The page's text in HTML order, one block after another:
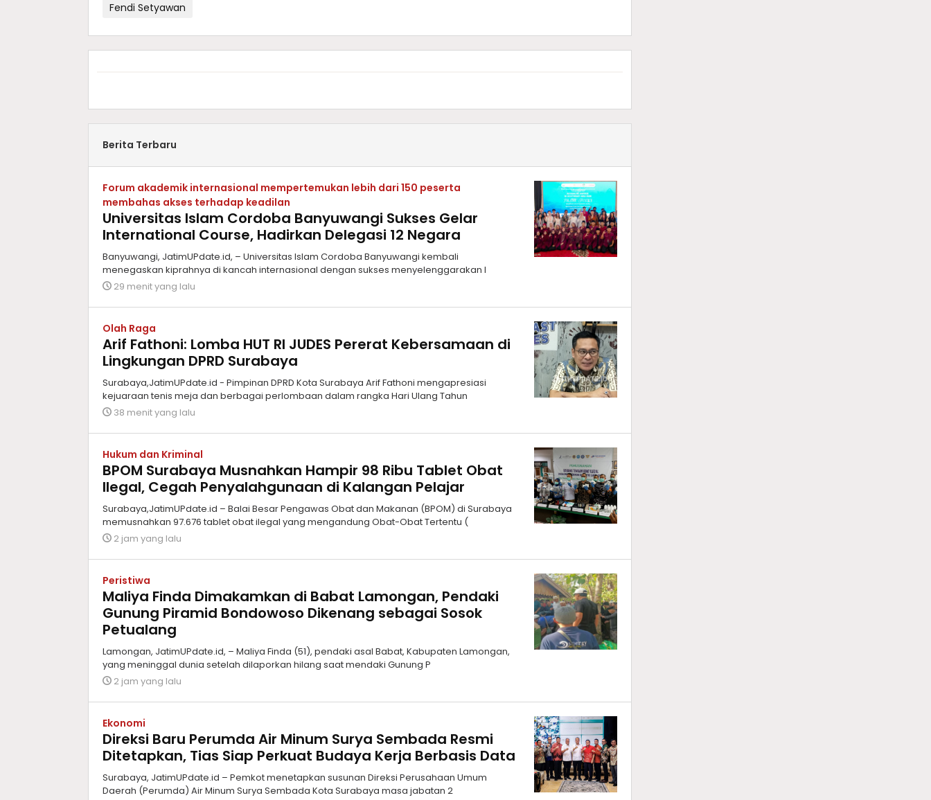
Fendi Setyawan
Berita Terbaru
Forum akademik internasional mempertemukan lebih dari 150 peserta
membahas akses terhadap keadilan
Universitas Islam Cordoba Banyuwangi Sukses Gelar
International Course, Hadirkan Delegasi 12 Negara
Banyuwangi, JatimUPdate.id, – Universitas Islam Cordoba Banyuwangi kembali
menegaskan kiprahnya di kancah internasional dengan sukses menyelenggarakan I
29 menit yang lalu
Olah Raga
Arif Fathoni: Lomba HUT RI JUDES Pererat Kebersamaan di
Lingkungan DPRD Surabaya
Surabaya,JatimUPdate.id - Pimpinan DPRD Kota Surabaya Arif Fathoni mengapresiasi
kejuaraan tenis meja dan berbagai perlombaan dalam rangka Hari Ulang Tahun
38 menit yang lalu
Hukum dan Kriminal
BPOM Surabaya Musnahkan Hampir 98 Ribu Tablet Obat
Ilegal, Cegah Penyalahgunaan di Kalangan Pelajar
Surabaya,JatimUPdate.id – Balai Besar Pengawas Obat dan Makanan (BPOM) di Surabaya
memusnahkan 97.676 tablet obat ilegal yang mengandung Obat-Obat Tertentu (
2 jam yang lalu
Peristiwa
Maliya Finda Dimakamkan di Babat Lamongan, Pendaki
Gunung Piramid Bondowoso Dikenang sebagai Sosok
Petualang
Lamongan, JatimUPdate.id, – Maliya Finda (51), pendaki asal Babat, Kabupaten Lamongan,
yang meninggal dunia setelah dilaporkan hilang saat mendaki Gunung P
2 jam yang lalu
Ekonomi
Direksi Baru Perumda Air Minum Surya Sembada Resmi
Ditetapkan, Tias Siap Perkuat Budaya Kerja Berbasis Data
Surabaya, JatimUPdate.id – Pemkot menetapkan susunan Direksi Perusahaan Umum
Daerah (Perumda) Air Minum Surya Sembada Kota Surabaya masa jabatan 2